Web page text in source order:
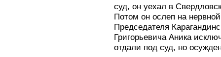
суд, он уехал в
Потом он ослеп на
Председателя
Григорьевича Аника
отдали под суд, но